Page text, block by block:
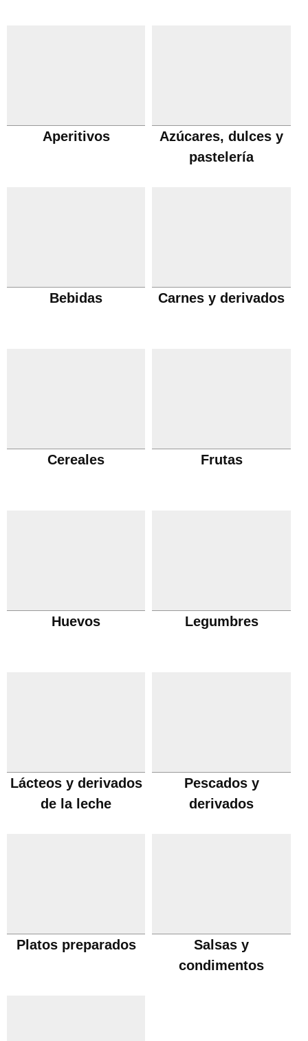
Aperitivos
Azúcares, dulces y
pastelería
Bebidas Carnes y derivados
Cereales Frutas
Huevos Legumbres
Lácteos y derivados
de la leche
Pescados y
derivados
Platos preparados
Salsas y
condimentos